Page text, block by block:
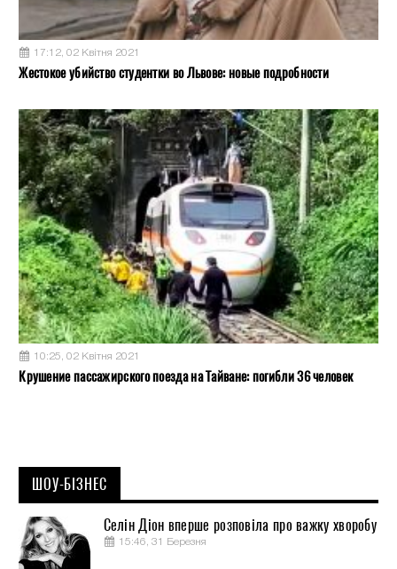
17:12, 02 Квітня 2021
Жестокое убийство студентки во Львове: новые подробности
10:25, 02 Квітня 2021
Крушение пассажирского поезда на Тайване: погибли 36 человек
ШОУ-БІЗНЕС
Селін Діон вперше розповіла про важку хворобу
15:46, 31 Березня